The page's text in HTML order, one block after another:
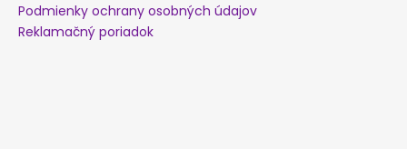
Podmienky ochrany osobných údajov
Reklamačný poriadok